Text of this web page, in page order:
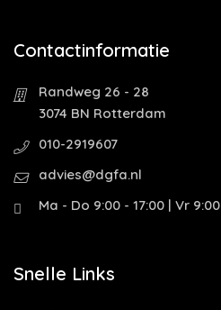
Contactinformatie
Randweg 26 - 28
3074 BN Rotterdam
010-2919607
advies@dgfa.nl
Ma - Do 9:00 - 17:00 | Vr
Snelle Links